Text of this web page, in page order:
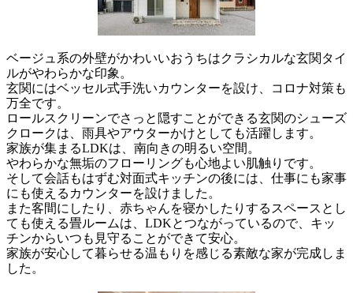
ベージュ系の外壁がかわいいおうちはクラシカルな玄関タイ
ルがやわらかな印象。
玄関にはベッセル式手洗いカウンターを設け、コロナ対策も
万全です。
ロールスクリーンでさっと隠すことができる玄関のシューズ
クロークは、雨具やアウターかけとしても活躍します。
家族が集まるLDKは、南向きの明るい空間。
やわらかな無垢のフローリングも心地よい肌触りです。
そして会話もはずむ対面式キッチンの後には、仕事にも家事
にも使えるカウンターを設けました。
また客間にしたり、赤ちゃんを寝かしたりするスペースとし
ても使える畳ルームは、LDKとつながっているので、キッ
チンからいつも見守ることができて安心。
家族が安心して暮らせる温もりを感じる素敵な家が完成しま
した。